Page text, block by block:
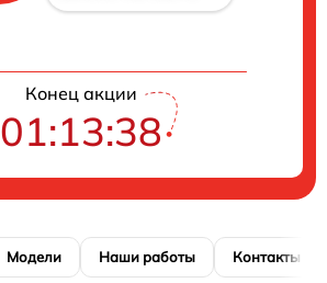
Конец акции
01:13:37
Модели Наши работы Контакты